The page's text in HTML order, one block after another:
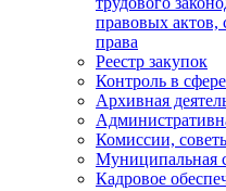
правовых
права
Реестр закупок
Контроль в
Архивная
Комиссии,
Муниципальная
Кадровое